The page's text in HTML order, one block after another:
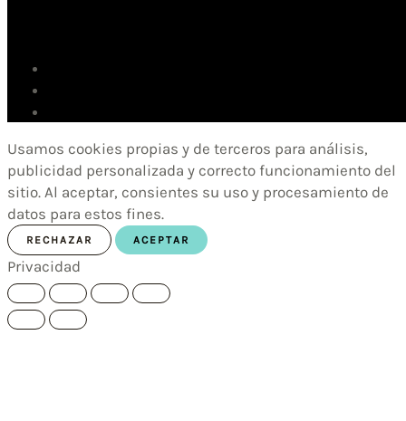
Usamos cookies propias y de terceros para análisis,
publicidad personalizada y correcto funcionamiento del
sitio. Al aceptar, consientes su uso y procesamiento de
datos para estos fines.
RECHAZAR ACEPTAR
Privacidad